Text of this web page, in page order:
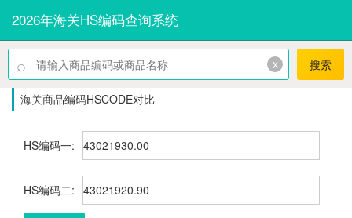
2026年海关HS编码查询系统
⌕ x 搜索
海关商品编码HSCODE对比
HS编码一:
HS编码二: